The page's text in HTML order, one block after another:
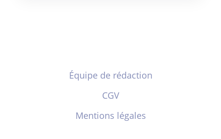
Équipe de rédaction
CGV
Mentions légales